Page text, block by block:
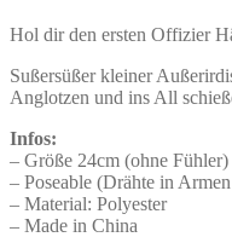
Hol dir den ersten Offizier
Sußersüßer kleiner
Anglotzen und ins All
Infos:
– Größe 24cm (ohne Fühler)
– Poseable (Drähte in
– Material: Polyester
– Made in China